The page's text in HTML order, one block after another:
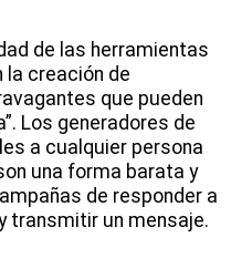
de las herramientas
creación de
que pueden
Los generadores de
a cualquier persona
una forma barata y
de responder a
transmitir un mensaje.